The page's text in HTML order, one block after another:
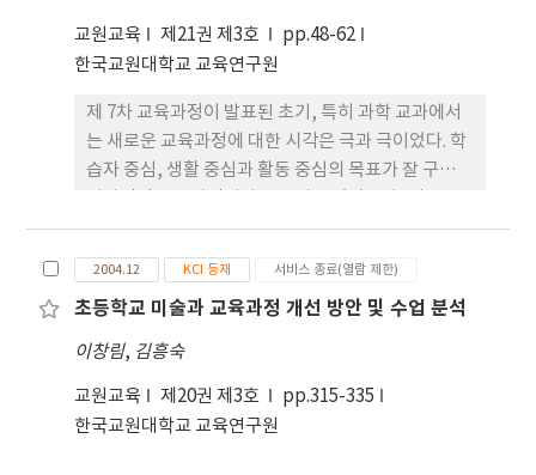
교육의 목적이 기술의 사회/문화적 영향 이해와 문제
해결능력의 함양이라 한다면 이에 적합한 수업전략
및 방법이 선택, 결정되어 실현되어야 할 것이다. 여기
에서는 현재 7차 교육과정에 제시된 기술교과 교육학
습 전략 및 방법을 분석하고, 기술교육에서 적합한 수
업 전략 및 방법에 대한 대안을 제시하고자 한다.
연구에서 소홀히 되어 왔음을 지적하였다. 그리고 교
사가 수업에서 만들어내는 독특한 형태의 내용 지식
Knowledge)이라는 개념으로 제시하였다. 그 후 이
와 관련된 다양한 연구들에서 교수내용지식에 대한
정의와 범위들이 깊이 있게 다루어졌다(Veal, 2004;
대한 이해와 가르칠 내용의 표현에 대한 지식이 필수
적으로 포함되었다(Halim and Meerah, 2002).
습자에 대한 이해의 중요성이 강조되었다. 그들은 연
구를 통해 교과 내용에 대한 이해가 깊은 교사들도 교
과에 대한 학습자의 사고방식을 고려하지 않을 경우
내용을 가르치는 데 있어 어려움을 겪을 수 있다는 것
교원교육 제21권 제3호
pp.48-62
한국교원대학교 교육연구원
제 7차 교육과정이 발표된 초기, 특히 과학 교과에서
는 새로운 교육과정에 대한 시각은 극과 극이었다. 학
습자 중심, 생활 중심과 활동 중심의 목표가 잘 구현된
심에 치우친 나머지, 과학의 개념이나 본질을 간과 또
는 무시되었다는 비판이 컸던 것도 사실이다. 그러나
새 교육과정은 예정대로 시행되었고, 이에 맞추어 정
보와 과학의 시대답게, 탐구 중심과 활동 중심 수업에
대한 교수-학습 방법들이 등장하였다. 일단 새로운 교
접 현장에서 많이 활용하여야 한다. 그러나 교사가 새
로운 교육과정을 이해하는 데 많은 시간과 노력, 연수
2004.12 KCI 등재 서비스 종료(열람 제한)
초등학교 미술과 교육과정 개선 방안 및 수업 분석
이창림, 김흥숙
교원교육 제20권 제3호
pp.315-335
한국교원대학교 교육연구원